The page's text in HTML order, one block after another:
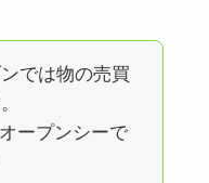
では物の売買
ープンシーで